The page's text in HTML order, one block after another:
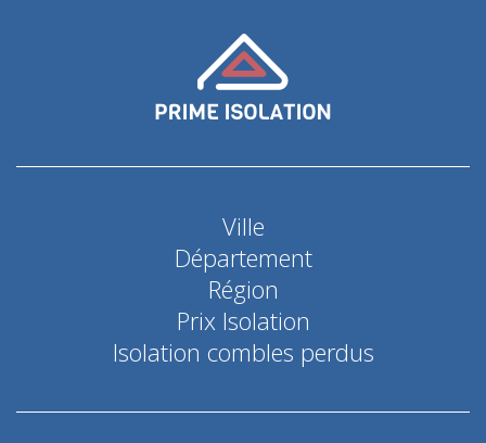
Ville
Département
Région
Prix Isolation
Isolation combles perdus